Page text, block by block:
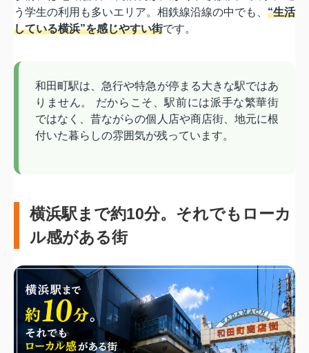
う学生の利用も多いエリア。相鉄線沿線の中でも、 “生活
している横浜”を感じやすい街です。
和田町駅は、急行や特急が停まる大きな駅ではあ
りません。 だからこそ、駅前には派手な繁華街
ではなく、昔ながらの個人店や商店街、地元に根
付いた暮らしの雰囲気が残っています。
横浜駅まで約10分。それでもローカ
ル感がある街